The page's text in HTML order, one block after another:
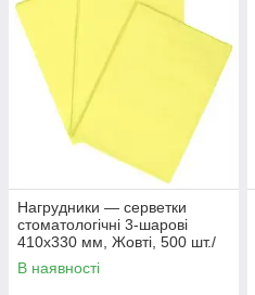
Нагрудники — серветки
стоматологічні 3-шарові
410х330 мм, Жовті, 500 шт./
уп.
В наявності